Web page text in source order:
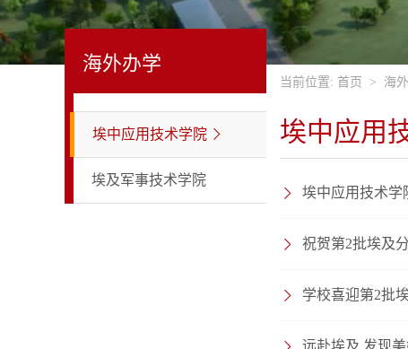
海外办学
埃中应用技术学院
埃及军事技术学院
当前位置: 首页 > 海
埃中应用
埃中应用技术学
祝贺第2批埃及
学校喜迎第2批
远赴埃及 发现